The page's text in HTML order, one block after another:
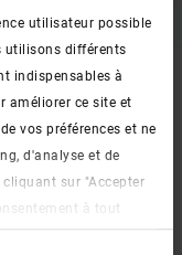
utilisateur possible
utilisons différents
indispensables à
améliorer ce site et
vos préférences et ne
d'analyse et de
sur "Accepter
à tout